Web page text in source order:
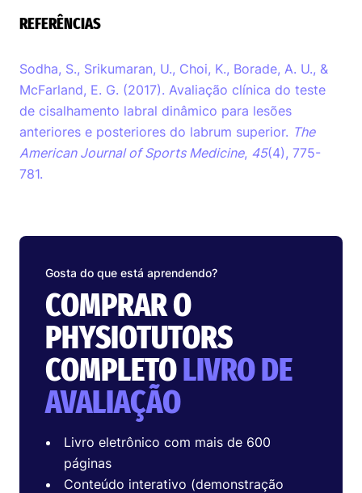
REFERÊNCIAS
Sodha, S., Srikumaran, U., Choi, K., Borade, A. U., &
McFarland, E. G. (2017). Avaliação clínica do teste
de cisalhamento labral dinâmico para lesões
anteriores e posteriores do labrum superior. The
American Journal of Sports Medicine, 45(4), 775-
781.
Gosta do que está aprendendo?
COMPRAR O
PHYSIOTUTORS
COMPLETOLIVRO DE
AVALIAÇÃO
Livro eletrônico com mais de 600
páginas
Conteúdo interativo (demonstração